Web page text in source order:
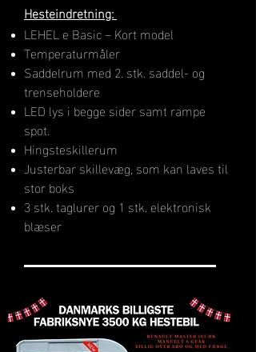
H​esteindretning:
LEHEL e Basic – Kort model
Temperaturmåler
Saddelrum med 2. stk. saddel- og
trenseholdere
LED lys i begge sider samt rampe
spot.
Hingsteskillerum
Justerbar skillevæg, som kan laves til
stor boks
3 stk. taglurer og 1 stk. elektronisk
blæser